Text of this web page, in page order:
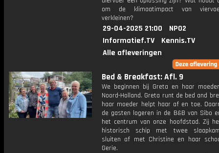
om de klimaatimpact van
verkleinen?
29-04-2025 21:00
NPO2
Informatief.TV
Kennis.TV
Alle afleveringen
Bed & Breakfast: Afl. 9
We beginnen bij Greta en haar
Noord-Holland. Greta runt de bed and
haar moeder helpt haar af en toe.
de gasten logeren in de B&B van Sibo
het centrum van onze hoofdstad. Zij
historisch schip met twee
sluiten af met Christine en haar
Gerie.